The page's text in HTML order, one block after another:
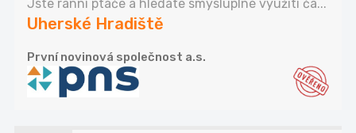
Jste ranní ptáče a hledáte smysluplné využití ča...
Uherské Hradiště
První novinová společnost a.s.